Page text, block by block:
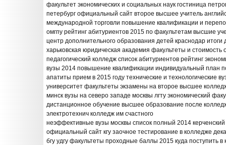
факультет экономических и социальных наук гостиница
петербург официальный сайт второе высшее учитель
международной торговли повышение квалификации и
омгпу рейтинг абитуриентов 2015 по факультетам высшие
центр дополнительного образования детей краснодар
харьковская юридическая академия факультеты и стоимость
педагогический колледж список абитуриентов рейтинг
вузы 2014 повышение квалификации индивидуальный план
апатиты прием в 2015 году технические и технологические
университет факультеты экзамены на второе высшее
минск вузы на северо западе москвы лгту экономический
дистанционное обучение высшее образование после
электротехнич колледж им счастного
неэффективные вузы москвы список полный 2014
официальный сайт кгу заочное тестирование в колледже
бгу удгу факультеты проходные баллы 2015 куда поступить в